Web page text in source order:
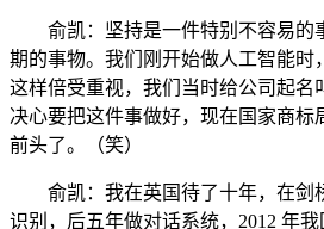
俞凯：坚持是一件特别不容易的
期的事物。我们刚开始做人工智能时
这样倍受重视，我们当时给公司起名
决心要把这件事做好，现在国家商标
前头了。（笑）
俞凯：我在英国待了十年，在剑
识别，后五年做对话系统，2012 年